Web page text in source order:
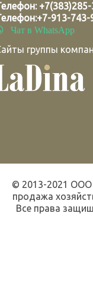
+7-913-
Чат в WhatsApp
группы
© 2013-2021 ООО
продажа
Все права